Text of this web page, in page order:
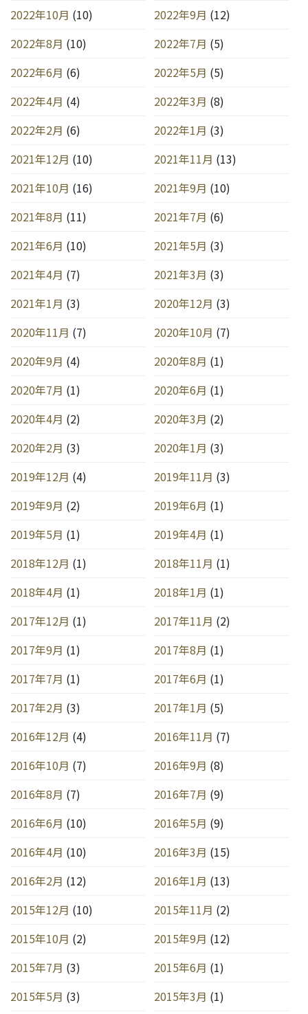
2022年10月 (10) 2022年9月 (12)
2022年8月 (10) 2022年7月 (5)
2022年6月 (6) 2022年5月 (5)
2022年4月 (4) 2022年3月 (8)
2022年2月 (6) 2022年1月 (3)
2021年12月 (10) 2021年11月 (13)
2021年10月 (16) 2021年9月 (10)
2021年8月 (11) 2021年7月 (6)
2021年6月 (10) 2021年5月 (3)
2021年4月 (7) 2021年3月 (3)
2021年1月 (3) 2020年12月 (3)
2020年11月 (7) 2020年10月 (7)
2020年9月 (4) 2020年8月 (1)
2020年7月 (1) 2020年6月 (1)
2020年4月 (2) 2020年3月 (2)
2020年2月 (3) 2020年1月 (3)
2019年12月 (4) 2019年11月 (3)
2019年9月 (2) 2019年6月 (1)
2019年5月 (1) 2019年4月 (1)
2018年12月 (1) 2018年11月 (1)
2018年4月 (1) 2018年1月 (1)
2017年12月 (1) 2017年11月 (2)
2017年9月 (1) 2017年8月 (1)
2017年7月 (1) 2017年6月 (1)
2017年2月 (3) 2017年1月 (5)
2016年12月 (4) 2016年11月 (7)
2016年10月 (7) 2016年9月 (8)
2016年8月 (7) 2016年7月 (9)
2016年6月 (10) 2016年5月 (9)
2016年4月 (10) 2016年3月 (15)
2016年2月 (12) 2016年1月 (13)
2015年12月 (10) 2015年11月 (2)
2015年10月 (2) 2015年9月 (12)
2015年7月 (3) 2015年6月 (1)
2015年5月 (3) 2015年3月 (1)